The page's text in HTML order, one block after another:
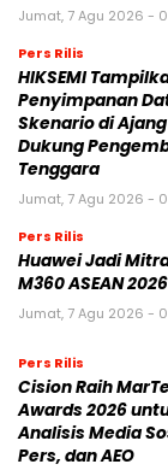
Jumat, 7 Agu 2026 -
Pers Rilis
HIKSEMI
Penyimpanan
Skenario di
Dukung
Tenggara
Jumat, 7 Agu 2026 -
Pers Rilis
Huawei Jadi
M360 ASEAN 2026
Jumat, 7 Agu 2026 -
Pers Rilis
Cision Raih
Awards 2026
Analisis Media
Pers, dan AEO